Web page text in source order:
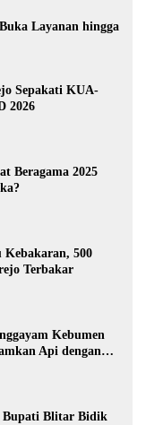
Layanan hingga
Sepakati KUA-
2026
Beragama 2025
Kebakaran, 500
Terbakar
Kebumen
Api dengan
Bupati Blitar Bidik